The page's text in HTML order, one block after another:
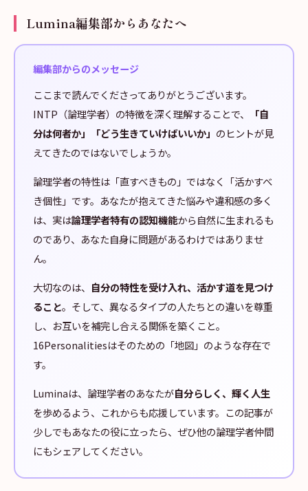
Lumina編集部からあなたへ
編集部からのメッセージ
ここまで読んでくださってありがとうございます。
INTP（論理学者）の特徴を深く理解することで、
「自
分は何者か」「どう生きていけばいいか」 のヒントが見
えてきたのではないでしょうか。
論理学者の特性は「直すべきもの」ではなく「活かすべ
き個性」です。あなたが抱えてきた悩みや違和感の多く
は、実は論理学者特有の認知機能から自然に生まれるも
のであり、あなた自身に問題があるわけではありませ
ん。
大切なのは、 自分の特性を受け入れ、活かす道を見つけ
ること。そして、異なるタイプの人たちとの違いを尊重
し、お互いを補完し合える関係を築くこと。
16Personalitiesはそのための「地図」のような存在で
す。
Luminaは、論理学者のあなたが自分らしく、輝く人生
を歩めるよう、これからも応援しています。この記事が
少しでもあなたの役に立ったら、ぜひ他の論理学者仲間
にもシェアしてください。